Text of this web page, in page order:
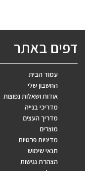
דפים באתר
עמוד הבית
החשבון שלי
אודות ושאלות נפוצות
מדריכי בנייה
מדריך העצים
מוצרים
מדיניות פרטיות
תנאי שימוש
הצהרת נגישות